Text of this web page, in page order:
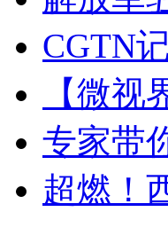
CGTN
【微
专家带
超燃！